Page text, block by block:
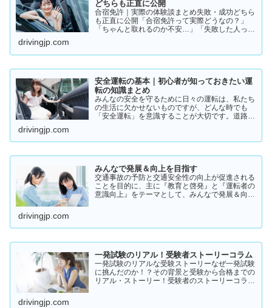
どちらも正直に公開
合宿免許｜実際の体験談まとめ失敗・成功どちら
も正直に公開「合宿免許って実際どうなの？」
「ちゃんと取れるのか不安…」「失敗した人って
た。結論から言うと👇👉 …
drivingjp.com
安全運転の基本｜初心者が知っておきたい運
転の知識まとめ
みんなの安全を守るために日々の運転は、私たち
の生活に欠かせないものですが、どんな時でも
「安全運転」を意識することが大切です。道路状
過ぎや注意力の低下、小…
drivingjp.com
みんなで発展＆向上を目指す
交通事故の予防と交通安全性の向上が促進される
ことを目的に、主に『教育と啓発』と『運転者の
意識向上』をテーマとして、みんなで発展＆向上
drivingjp.com
一発試験のリアル！受験者ストーリーコラム
一発試験のリアルな受験ストーリーなぜ一発試験
に挑んだのか！？その背景と受験から合格までの
リアル・ストーリー！受験者のストーリーコラム
drivingjp.com